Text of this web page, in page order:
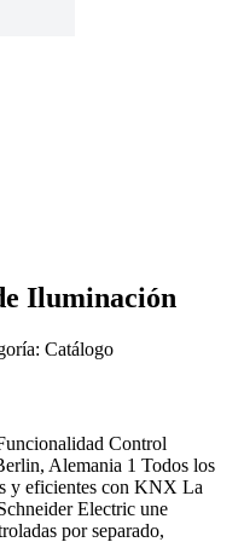
Iluminación
Catálogo
Control
Alemania 1 Todos los
y eficientes con KNX La
Electric une
por separado,